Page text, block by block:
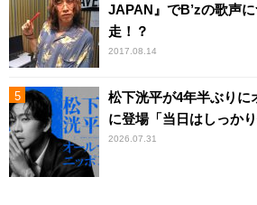
JAPAN』でB’zの歌声
走！？
2017.08.14
松下洸平が4年半ぶりに
に登場「当日はしっか
2026.07.31